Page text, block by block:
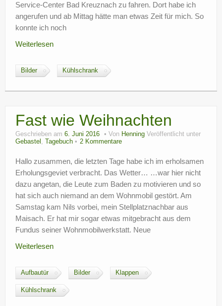
Service-Center Bad Kreuznach zu fahren. Dort habe ich
angerufen und ab Mittag hätte man etwas Zeit für mich. So
konnte ich noch
Weiterlesen
Bilder Kühlschrank
Fast wie Weihnachten
Geschrieben am 6. Juni 2016 Von Henning Veröffentlicht unter
Gebastel , Tagebuch 2 Kommentare
Hallo zusammen, die letzten Tage habe ich im erholsamen
Erholungsgeviet verbracht. Das Wetter… …war hier nicht
dazu angetan, die Leute zum Baden zu motivieren und so
hat sich auch niemand an dem Wohnmobil gestört. Am
Samstag kam Nils vorbei, mein Stellplatznachbar aus
Maisach. Er hat mir sogar etwas mitgebracht aus dem
Fundus seiner Wohnmobilwerkstatt. Neue
Weiterlesen
Aufbautür Bilder Klappen
Kühlschrank